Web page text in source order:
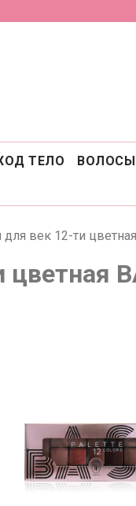
ТЕЛО
ВОЛОСЫ
век 12-ти цветная